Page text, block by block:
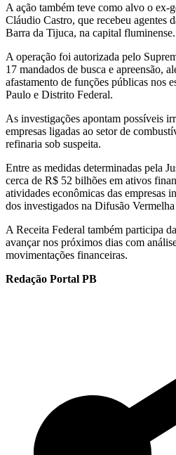
A ação também teve como alvo o ex-
Cláudio Castro, que recebeu agentes
Barra da Tijuca, na capital fluminense.
A operação foi autorizada pelo
17 mandados de busca e apreensão,
afastamento de funções públicas nos
Paulo e Distrito Federal.
As investigações apontam possíveis
empresas ligadas ao setor de
refinaria sob suspeita.
Entre as medidas determinadas pela
cerca de R$ 52 bilhões em ativos
atividades econômicas das empresas
dos investigados na Difusão
A Receita Federal também participa
avançar nos próximos dias com
movimentações financeiras.
Redação Portal PB